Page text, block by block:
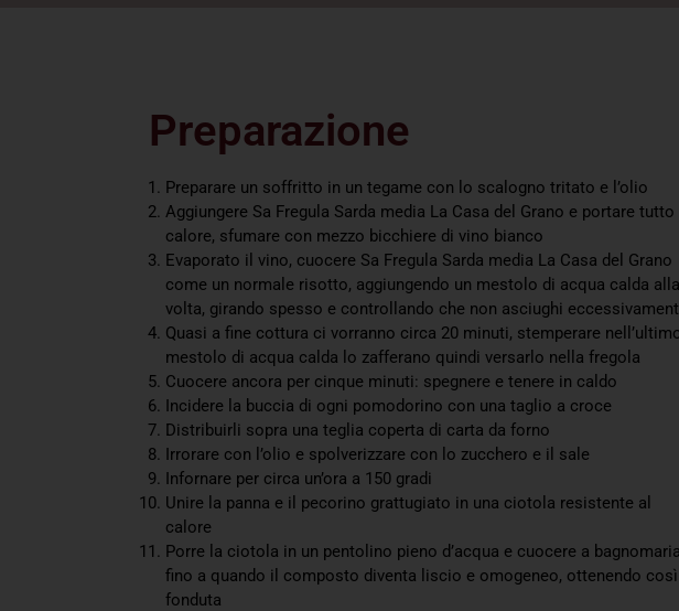
Preparazione
Preparare un soffritto in un tegame con lo scalogno tritato e l’olio
Aggiungere Sa Fregula Sarda media La Casa del Grano e portare tutto
calore, sfumare con mezzo bicchiere di vino bianco
Evaporato il vino, cuocere Sa Fregula Sarda media La Casa del Grano
come un normale risotto, aggiungendo un mestolo di acqua calda alla
volta, girando spesso e controllando che non asciughi
Quasi a fine cottura ci vorranno circa 20 minuti, stemperare
mestolo di acqua calda lo zafferano quindi versarlo nella fregola
Cuocere ancora per cinque minuti: spegnere e tenere in caldo
Incidere la buccia di ogni pomodorino con una taglio a croce
Distribuirli sopra una teglia coperta di carta da forno
Irrorare con l’olio e spolverizzare con lo zucchero e il sale
Infornare per circa un’ora a 150 gradi
Unire la panna e il pecorino grattugiato in una ciotola resistente al
calore
Porre la ciotola in un pentolino pieno d’acqua e cuocere a bagnomaria
fino a quando il composto diventa liscio e omogeneo, ottenendo
fonduta